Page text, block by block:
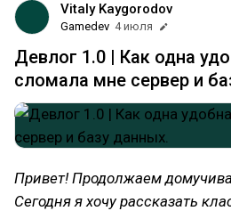
Vitaly Kaygorodov
Gamedev 4 июля
Девлог 1.0 | Как одна
сломала мне сервер и
Привет! Продолжаем
Сегодня я хочу рассказать